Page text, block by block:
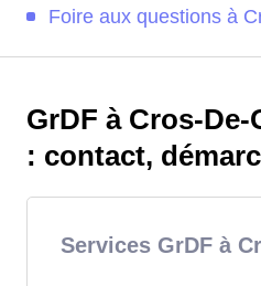
Foire aux questions à
GrDF à Cros-De-
: contact,
Services GrDF à